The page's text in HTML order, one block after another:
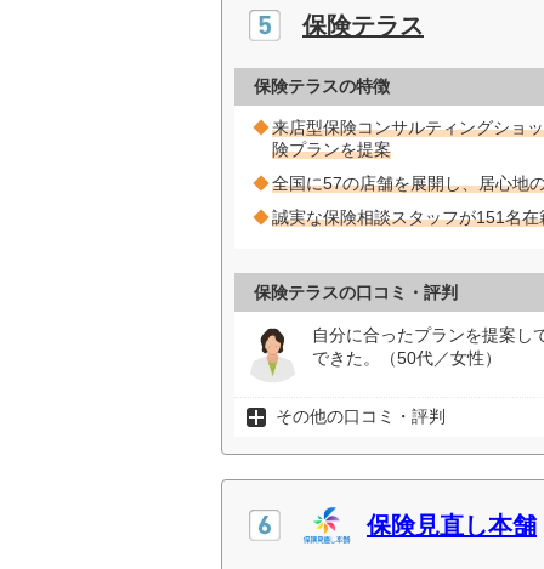
保険テラス
保険テラスの特徴
来店型保険コンサルティングショ
険プランを提案
全国に57の店舗を展開し、居心地
誠実な保険相談スタッフが151名
保険テラスの口コミ・評判
自分に合ったプランを提案し
できた。（50代／女性）
その他の口コミ・評判
保険見直し本舗